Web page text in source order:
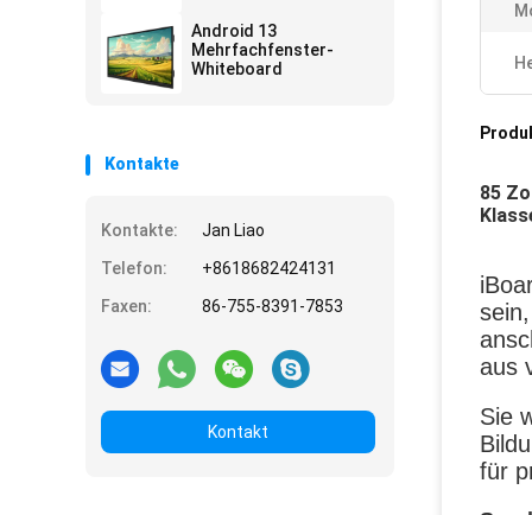
Android 13
Mehrfachfenster-
Whiteboard
Kontakte
Kontakte:
Jan Liao
Telefon:
+8618682424131
Faxen:
86-755-8391-7853
Kontakt
85
aus
Sie
für